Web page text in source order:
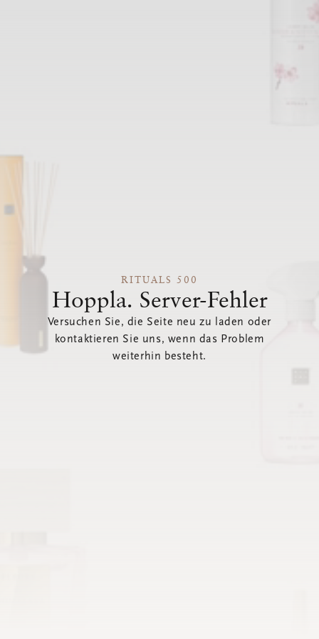
RITUALS 500
Hoppla. Server-Fehler
Versuchen Sie, die Seite neu zu laden oder
kontaktieren Sie uns, wenn das Problem
weiterhin besteht.